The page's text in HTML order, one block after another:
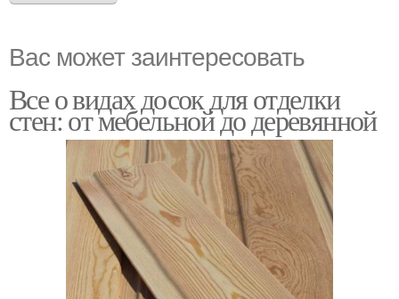
Вас может заинтересовать
Все о видах досок для отделки
стен: от мебельной до деревянной